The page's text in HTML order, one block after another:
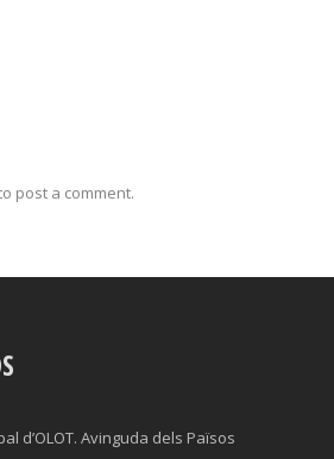
post a comment.
d’OLOT. Avinguda dels Països